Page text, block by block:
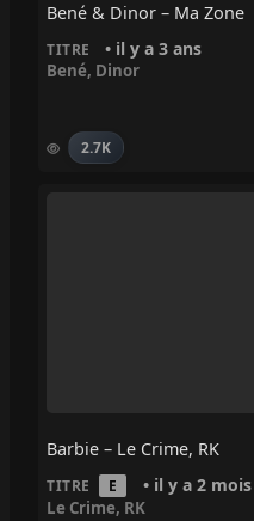
Bené & Dinor – Ma Zone
TITRE • il y a 3 ans
Bené, Dinor
2.7K
Barbie – Le Crime, RK
TITRE E • il y a 2 mois
Le Crime, RK